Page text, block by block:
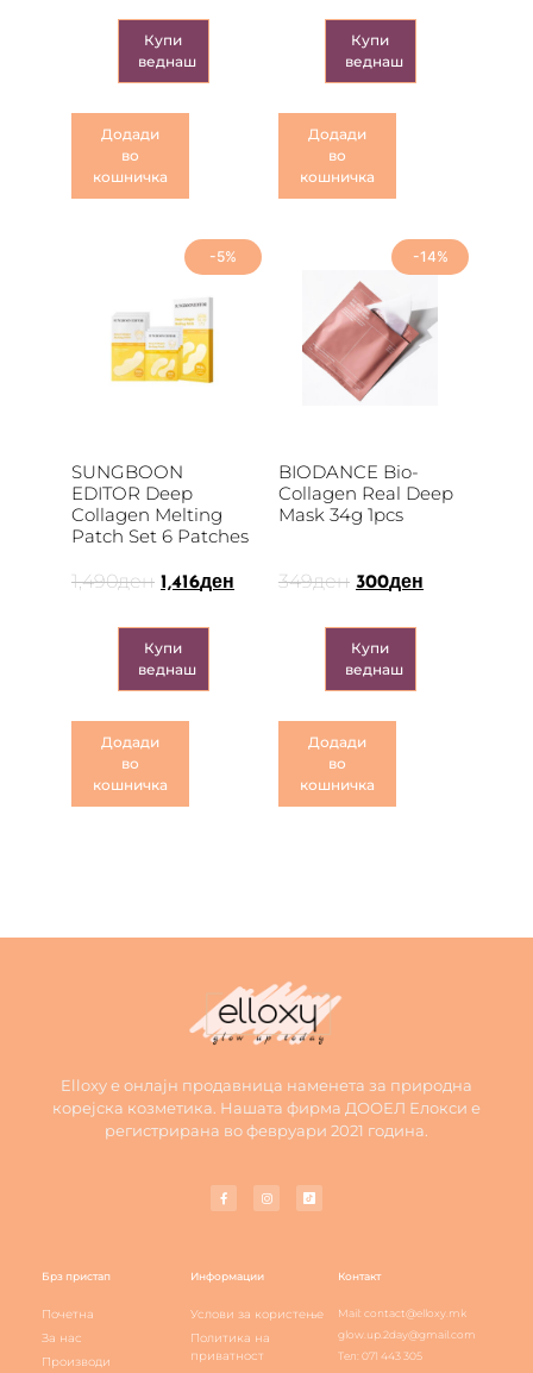
Купи
веднаш
Додади
во
кошничка
Купи
веднаш
Додади
во
кошничка
-5%
SUNGBOON
EDITOR Deep
Collagen Melting
Patch Set 6 Patches
1,490ден 1,416ден
Купи
веднаш
Додади
во
кошничка
-14%
BIODANCE Bio-
Collagen Real Deep
Mask 34g 1pcs
349ден 300ден
Купи
веднаш
Додади
во
кошничка
Elloxy е онлајн продавница наменета за природна
корејска козметика. Нашата фирма ДООЕЛ Елокси е
регистрирана во февруари 2021 година.
Брз пристап
Почетна
За нас
Производи
Информации
Услови за користење
Политика на
приватност
Контакт
Mail: contact@elloxy.mk
glow.up.2day@gmail.com
Тел: 071 443 305